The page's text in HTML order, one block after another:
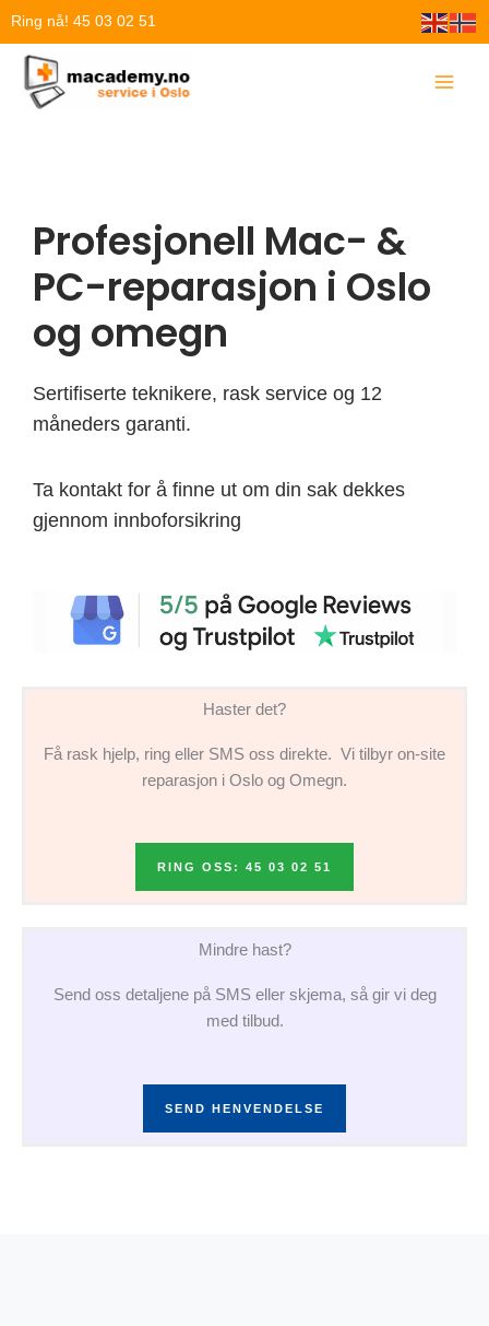
Hopp
innholdet
Ring nå! 45 03 02 51
Profesjonell Mac- &
PC-reparasjon i Oslo
og omegn
Sertifiserte teknikere, rask service og 12
måneders garanti.
Ta kontakt for å finne ut om din sak dekkes
gjennom innboforsikring
Haster det?
Få rask hjelp, ring eller SMS oss direkte. Vi tilbyr on-site
reparasjon i Oslo og Omegn.
RING OSS: 45 03 02 51
Mindre hast?
Send oss detaljene på SMS eller skjema, så gir vi deg
med tilbud.
SEND HENVENDELSE